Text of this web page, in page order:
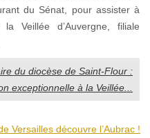
du Sénat, pour assister à
Veillée d’Auvergne, filiale
du diocèse de Saint-Flour :
exceptionnelle à la Veillée...
Versailles découvre l’Aubrac !